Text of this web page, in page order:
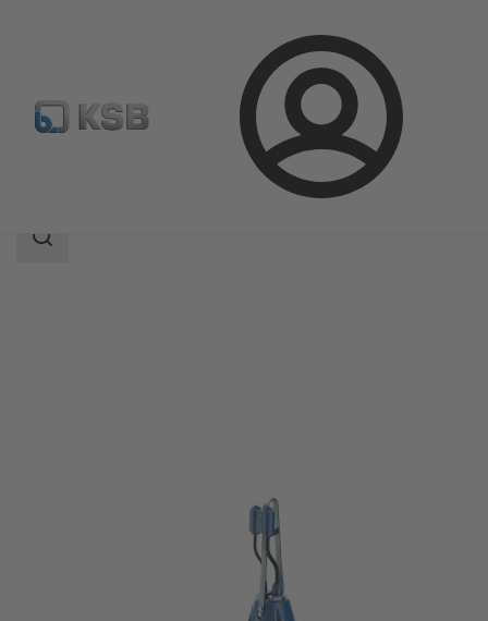
Logg
inn
AmaCan P
Søkeområde